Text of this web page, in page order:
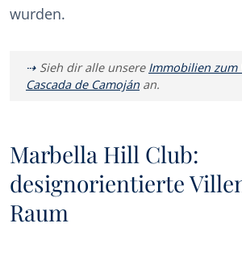
wurden.
Sieh dir alle unsere Immobilien zum
Cascada de Camoján an.
Marbella Hill Club:
designorientierte
Raum